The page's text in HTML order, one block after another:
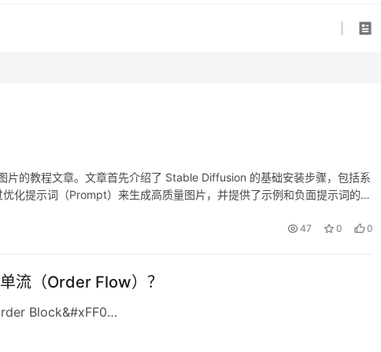
的教程文章。文章首先介绍了 Stable Diffusion 的基础安装步骤，包括系
化提示词（Prompt）来生成高质量图片，并提供了示例和负面提示词的用
47 0 0
流（Order Flow）？
Block&#xFF0…